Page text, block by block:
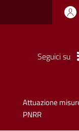
Seguici su
Attuazione
PNRR